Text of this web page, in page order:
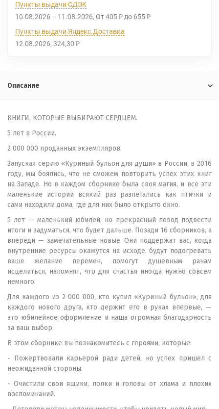
Пункты выдачи СДЭК
10.08.2026 – 11.08.2026 От 405 ₽ до 655 ₽
Пункты выдачи Яндекс.Доставка
12.08.2026 324,30 ₽
Описание
КНИГИ, КОТОРЫЕ ВЫБИРАЮТ СЕРДЦЕМ.
5 лет в России.
2 000 000 проданных экземпляров.
Запуская серию «Куриный бульон для души» в России, в 2016
году, мы боялись, что не сможем повторить успех этих книг
на Западе. Но в каждом сборнике была своя магия, и все эти
маленькие истории всякий раз разлетались как птички и
сами находили дома, где для них было открыто окно.
5 лет — маленький юбилей, но прекрасный повод подвести
итоги и задуматься, что будет дальше. Позади 16 сборников, а
впереди — замечательные новые. Они поддержат вас, когда
внутренние ресурсы окажутся на исходе, будут подогревать
ваше желание перемен, помогут душевным ранам
исцелиться, напомнят, что для счастья иногда нужно совсем
немного.
Для каждого из 2 000 000, кто купил «Куриный бульон», для
каждого нового друга, кто держит его в руках впервые, —
это юбилейное оформление и наша огромная благодарность
за ваш выбор.
В этом сборнике вы познакомитесь с героями, которые:
- Пожертвовали карьерой ради детей, но успех пришел с
неожиданной стороны.
- Очистили свои ящики, полки и головы от хлама и плохих
воспоминаний.